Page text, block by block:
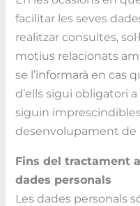
facilitar les seves
realitzar consultes,
motius relacionats
se l’informarà en cas
d’ells sigui obligatori
siguin
desenvolupament de
Fins del tractament
dades personals
Les dades personals